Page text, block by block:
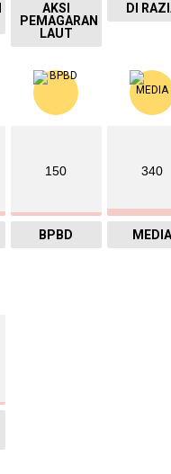
AKSI
PEMAGARAN
LAUT
DI
150
BPBD
340
MEDIA